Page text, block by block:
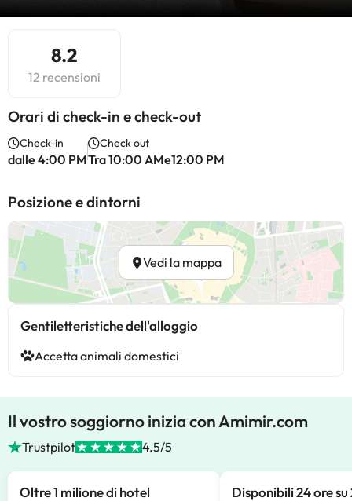
8.2
12 recensioni
Orari di check-in e check-out
Check-in
dalle 4:00 PM
Check out
Tra 10:00 AMe12:00 PM
Posizione e dintorni
Vedi la mappa
Gentiletteristiche dell'alloggio
Accetta animali domestici
Il vostro soggiorno inizia con Amimir.com
Trustpilot 4.5/5
Oltre 1 milione di hotel
Disponibili 24 ore su